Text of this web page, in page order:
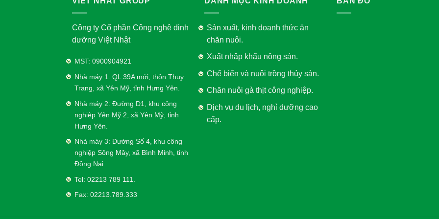
Công ty Cổ phần Công nghệ dinh
dưỡng Việt Nhật
MST: 0900904921
Nhà máy 1: QL 39A mới, thôn Thụy
Trang, xã Yên Mỹ, tỉnh Hưng Yên.
Nhà máy 2: Đường D1, khu công
nghiệp Yên Mỹ 2, xã Yên Mỹ, tỉnh
Hưng Yên.
Nhà máy 3: Đường Số 4, khu công
nghiệp Sông Mây, xã Bình Minh, tỉnh
Đồng Nai
Tel: 02213 789 111.
Fax: 02213.789.333
Sản xuất, kinh doanh thức ăn
chăn nuôi.
Xuất nhập khẩu nông sản.
Chế biến và nuôi trồng thủy sản.
Chăn nuôi gà thịt công nghiệp.
Dịch vụ du lịch, nghỉ dưỡng cao
cấp.